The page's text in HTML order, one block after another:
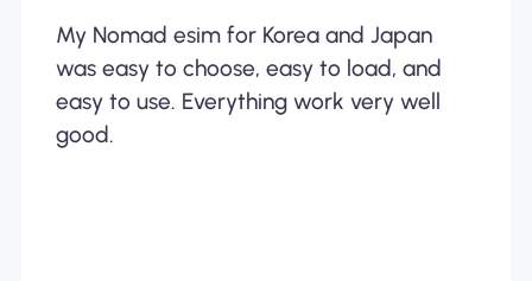
My Nomad esim for Korea and Japan
was easy to choose, easy to load, and
easy to use. Everything work very well
good.